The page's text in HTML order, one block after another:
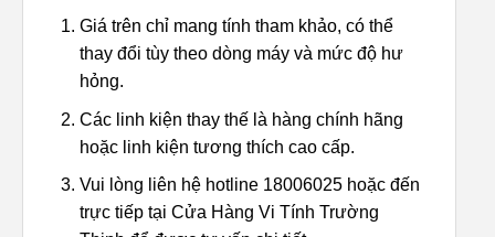
Giá trên chỉ mang tính tham khảo, có thể
thay đổi tùy theo dòng máy và mức độ hư
hỏng.
Các linh kiện thay thế là hàng chính hãng
hoặc linh kiện tương thích cao cấp.
Vui lòng liên hệ hotline 18006025 hoặc đến
trực tiếp tại Cửa Hàng Vi Tính Trường